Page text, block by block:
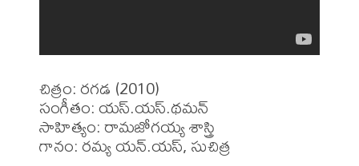
చిత్రం: రగడ (2010)
సంగీతం: యస్.యస్.థమన్
సాహిత్యం: రామజోగయ్య శాస్త్రి
గానం: రమ్య యన్.యస్, సుచిత్ర